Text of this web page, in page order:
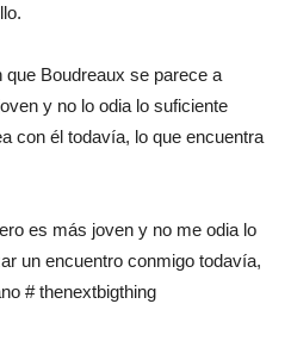
Boudreaux se parece a
y no lo odia lo suficiente
con él todavía, lo que encuentra
es más joven y no me odia lo
un encuentro conmigo todavía,
# thenextbigthing